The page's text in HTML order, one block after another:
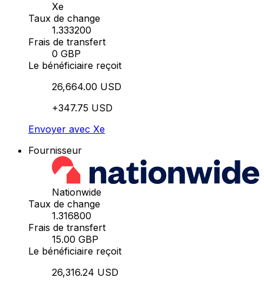
Xe
Taux de change
1.333200
Frais de transfert
0 GBP
Le bénéficiaire reçoit
26,664.00 USD
+347.75 USD
Envoyer avec Xe
Fournisseur
Nationwide
Taux de change
1.316800
Frais de transfert
15.00 GBP
Le bénéficiaire reçoit
26,316.24 USD